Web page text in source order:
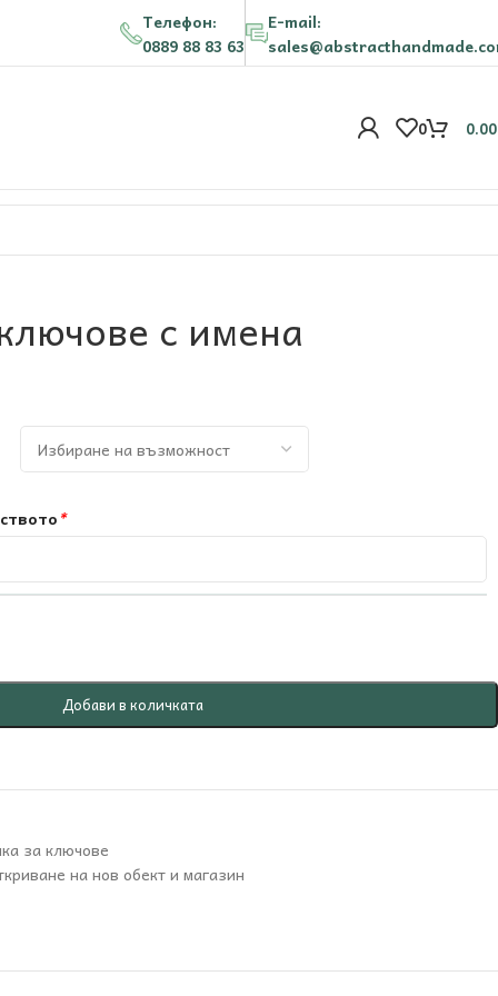
Телефон:
0889 88 83 63
E-mail:
0
с имена
*
Добави в количката
за ключове
на нов обект и магазин